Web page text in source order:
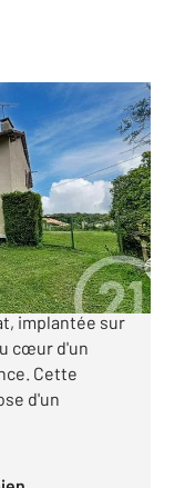
Environ 113
implantée sur
cœur d'un
Cette
d'un